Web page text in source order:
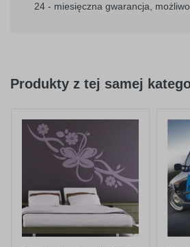
24 - miesięczna gwarancja,
Produkty z tej samej